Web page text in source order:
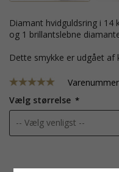
diamant hvidguldsring i 14 karat hvidguld med blank overflade
og 1 brillantslebne
Dette smykke er udgået
Varenummer
Vælg størrelse